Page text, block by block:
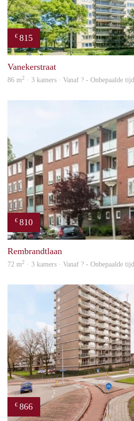
€ 815
Vanekerstraat
86 m2 · 3 kamers · Vanaf ? - Onbepaalde tijd
€ 810
Rembrandtlaan
72 m2 · 3 kamers · Vanaf ? - Onbepaalde tijd
€ 866